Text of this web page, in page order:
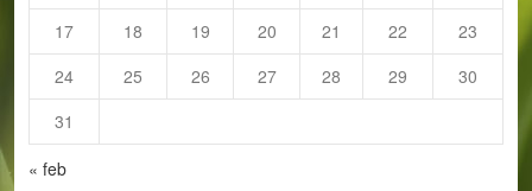
17
18 19 20 21 22
23
24
25 26 27 28 29
30
31
« feb